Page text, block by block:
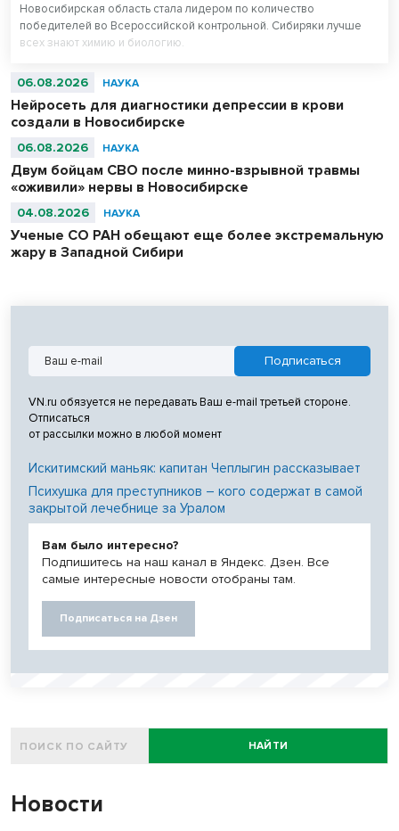
Новосибирская область стала лидером по количество
победителей во Всероссийской контрольной. Сибиряки лучше
всех знают химию и биологию.
06.08.2026 НАУКА
Нейросеть для диагностики депрессии в крови
создали в Новосибирске
06.08.2026 НАУКА
Двум бойцам СВО после минно-взрывной травмы
«оживили» нервы в Новосибирске
04.08.2026 НАУКА
Ученые СО РАН обещают еще более экстремальную
жару в Западной Сибири
VN.ru обязуется не передавать Ваш e-mail третьей стороне.
Отписаться
от рассылки можно в любой момент
Искитимский маньяк: капитан Чеплыгин рассказывает
Психушка для преступников – кого содержат в самой
закрытой лечебнице за Уралом
Вам было интересно?
Подпишитесь на наш канал в Яндекс. Дзен. Все
самые интересные новости отобраны там.
Подписаться на Дзен
НАЙТИ
Новости